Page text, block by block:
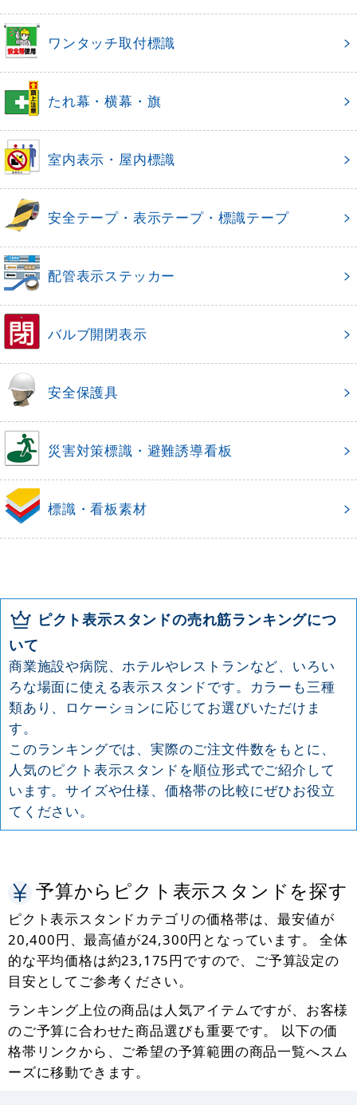
ワンタッチ取付標識
たれ幕・横幕・旗
室内表示・屋内標識
安全テープ・表示テープ・標識テープ
配管表示ステッカー
バルブ開閉表示
安全保護具
災害対策標識・避難誘導看板
標識・看板素材
ピクト表示スタンドの売れ筋ランキングにつ
いて
商業施設や病院、ホテルやレストランなど、いろい
ろな場面に使える表示スタンドです。カラーも三種
類あり、ロケーションに応じてお選びいただけま
す。
このランキングでは、実際のご注文件数をもとに、
人気のピクト表示スタンドを順位形式でご紹介して
います。サイズや仕様、価格帯の比較にぜひお役立
てください。
予算からピクト表示スタンドを探す
ピクト表示スタンドカテゴリの価格帯は、最安値が
20,400円、最高値が24,300円となっています。 全体
的な平均価格は約23,175円ですので、ご予算設定の
目安としてご参考ください。
ランキング上位の商品は人気アイテムですが、お客様
のご予算に合わせた商品選びも重要です。 以下の価
格帯リンクから、ご希望の予算範囲の商品一覧へスム
ーズに移動できます。